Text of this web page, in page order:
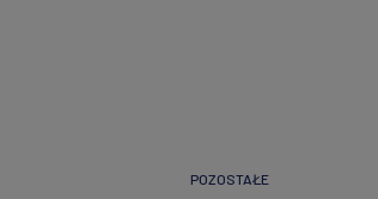
POZOSTAŁE